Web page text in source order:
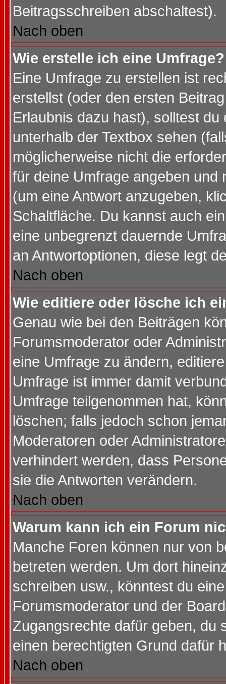
Beitragsschreiben abschaltest).
Nach oben
Wie erstelle ich eine Umfrage?
Eine Umfrage zu erstellen ist
erstellst (oder den ersten
Erlaubnis dazu hast), solltest
unterhalb der Textbox sehen
möglicherweise nicht die
für deine Umfrage angeben und
(um eine Antwort anzugeben,
Schaltfläche. Du kannst auch
eine unbegrenzt dauernde
an Antwortoptionen, diese legt
Nach oben
Wie editiere oder lösche ich
Genau wie bei den Beiträgen
Forumsmoderator oder
eine Umfrage zu ändern,
Umfrage ist immer damit
Umfrage teilgenommen hat,
löschen; falls jedoch schon
Moderatoren oder
verhindert werden, dass
sie die Antworten verändern.
Nach oben
Warum kann ich ein Forum
Manche Foren können nur von
betreten werden. Um dort
schreiben usw., könntest du
Forumsmoderator und der
Zugangsrechte dafür geben, du
einen berechtigten Grund dafür
Nach oben